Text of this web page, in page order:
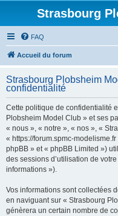
Strasbourg
FAQ
Accueil du forum
Strasbourg Plobsheim
confidentialité
Cette politique de confidentialité
Plobsheim Model Club » et ses
« nous », « notre », « nos », «
« https://forum.spmc-
phpBB » et « phpBB Limited »)
des sessions d’utilisation de
informations »).
Vos informations sont collectées
en naviguant sur « Strasbourg
génèrera un certain nombre de